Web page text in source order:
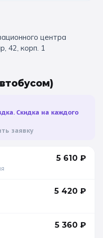
центра
42, корп. 1
Скидка на каждого
заявку
5 610 ₽
5 420 ₽
5 360 ₽